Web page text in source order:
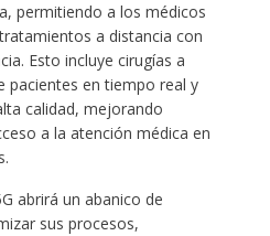
permitiendo a los médicos
a distancia con
Esto incluye cirugías a
pacientes en tiempo real y
calidad, mejorando
a la atención médica en
abrirá un abanico de
sus procesos,